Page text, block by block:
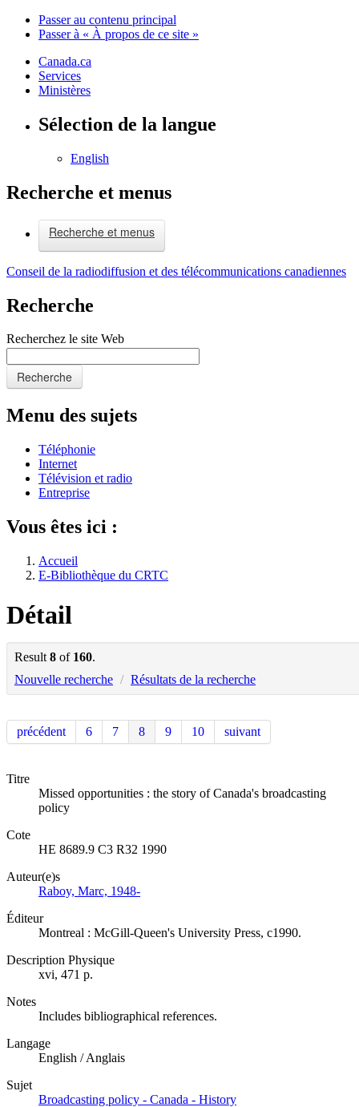
Passer au contenu principal
Passer à « À propos de ce site »
Canada.ca
Services
Ministères
Sélection de la langue
English
Recherche et menus
Recherche et menus
Conseil de la radiodiffusion et des télécommunications canadiennes
Recherche
Recherchez le site Web
Recherche
Menu des sujets
Téléphonie
Internet
Télévision et radio
Entreprise
Vous êtes ici :
Accueil
E-Bibliothèque du CRTC
Détail
Result 8 of 160.
Nouvelle recherche / Résultats de la recherche
précédent 6 7 8 9 10 suivant
Titre
Missed opportunities : the story of Canada's broadcasting
policy
Cote
HE 8689.9 C3 R32 1990
Auteur(e)s
Raboy, Marc, 1948-
Éditeur
Montreal : McGill-Queen's University Press, c1990.
Description Physique
xvi, 471 p.
Notes
Includes bibliographical references.
Langage
English / Anglais
Sujet
Broadcasting policy - Canada - History